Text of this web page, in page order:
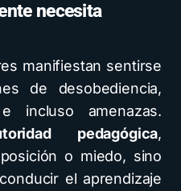
necesita
manifiestan sentirse
de desobediencia,
incluso amenazas.
pedagógica,
o miedo, sino
el aprendizaje